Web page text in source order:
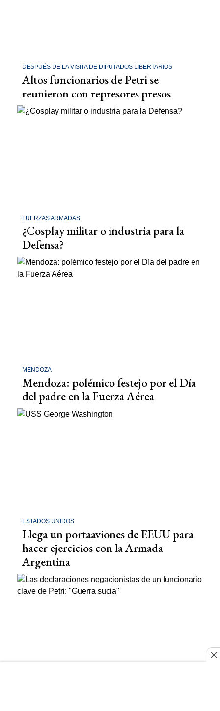
DESPUÉS DE LA VISITA DE DIPUTADOS LIBERTARIOS
Altos funcionarios de Petri se
reunieron con represores presos
FUERZAS ARMADAS
¿Cosplay militar o industria para la
Defensa?
MENDOZA
Mendoza: polémico festejo por el Día
del padre en la Fuerza Aérea
ESTADOS UNIDOS
Llega un portaaviones de EEUU para
hacer ejercicios con la Armada
Argentina